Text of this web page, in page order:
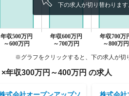
下の求人が切り替わります
※グラフをクリックすると、下の求人が切
×年収300万円～400万円 の求人